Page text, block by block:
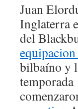
Juan
Inglaterra
del
bilbaíno y